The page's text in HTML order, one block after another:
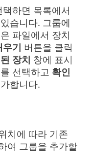
하면 목록에서
습니다. 그룹에
파일에서 장치
우기 버튼을 클릭
장치 창에 표시
선택하고 확인
합니다.
치에 따라 기존
여 그룹을 추가할